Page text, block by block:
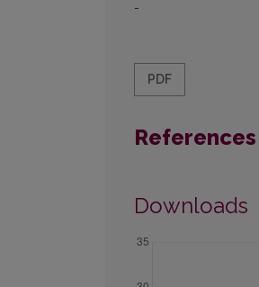
-
PDF
References
Downloads